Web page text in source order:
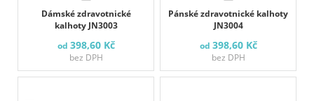
Dámské zdravotnické
kalhoty JN3003
od 398,60 Kč
bez DPH
Pánské zdravotnické kalhoty
JN3004
od 398,60 Kč
bez DPH